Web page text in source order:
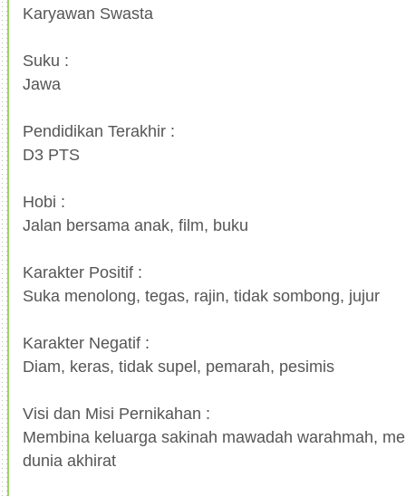
Karyawan Swasta
Suku :
Jawa
Pendidikan Terakhir :
D3 PTS
Hobi :
Jalan bersama anak, film, buku
Karakter Positif :
Suka menolong, tegas, rajin, tidak sombong, jujur
Karakter Negatif :
Diam, keras, tidak supel, pemarah, pesimis
Visi dan Misi Pernikahan :
Membina keluarga sakinah mawadah warahmah,
dunia akhirat